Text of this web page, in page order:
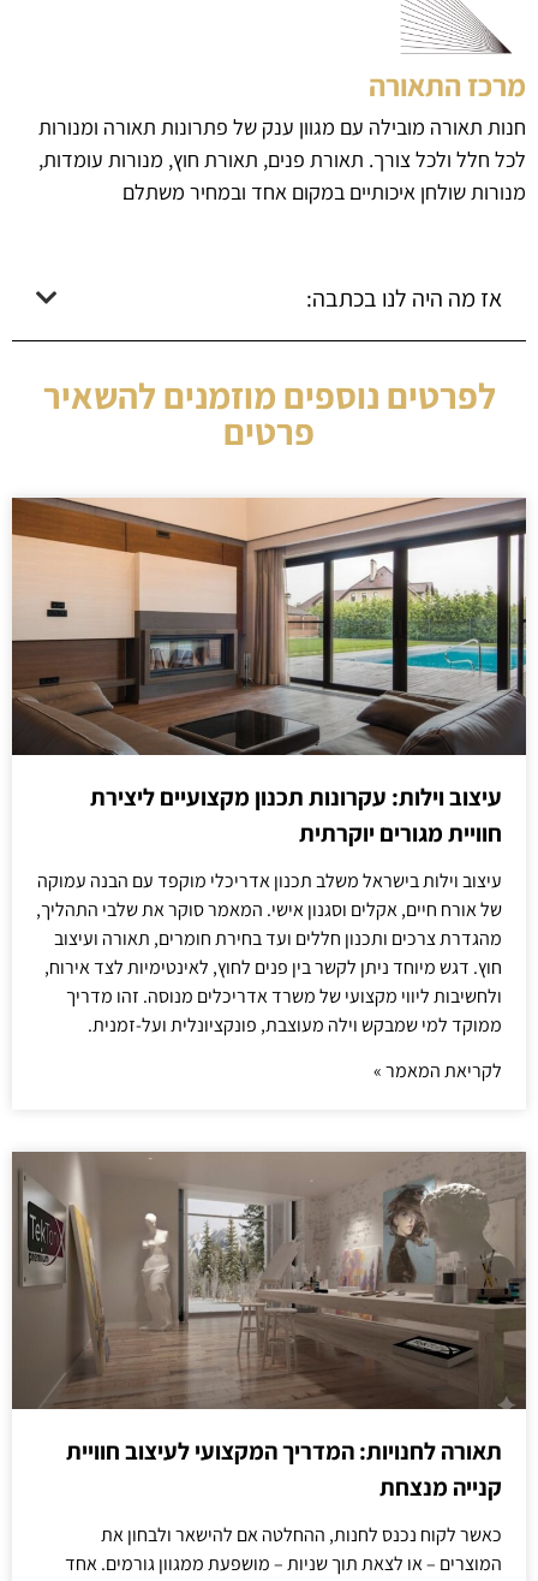
מרכז התאורה
חנות תאורה מובילה עם מגוון ענק של פתרונות תאורה ומנורות
לכל חלל ולכל צורך. תאורת פנים, תאורת חוץ, מנורות עומדות,
מנורות שולחן איכותיים במקום אחד ובמחיר משתלם
אז מה היה לנו בכתבה:
לפרטים נוספים מוזמנים להשאיר
פרטים
עיצוב וילות: עקרונות תכנון מקצועיים ליצירת
חוויית מגורים יוקרתית
עיצוב וילות בישראל משלב תכנון אדריכלי מוקפד עם הבנה עמוקה
של אורח חיים, אקלים וסגנון אישי. המאמר סוקר את שלבי התהליך,
מהגדרת צרכים ותכנון חללים ועד בחירת חומרים, תאורה ועיצוב
חוץ. דגש מיוחד ניתן לקשר בין פנים לחוץ, לאינטימיות לצד אירוח,
ולחשיבות ליווי מקצועי של משרד אדריכלים מנוסה. זהו מדריך
ממוקד למי שמבקש וילה מעוצבת, פונקציונלית ועל-זמנית.
לקריאת המאמר »
תאורה לחנויות: המדריך המקצועי לעיצוב חוויית
קנייה מנצחת
כאשר לקוח נכנס לחנות, ההחלטה אם להישאר ולבחון את
המוצרים – או לצאת תוך שניות – מושפעת ממגוון גורמים. אחד